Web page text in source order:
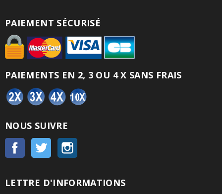
PAIEMENT SÉCURISÉ
PAIEMENTS EN 2, 3 OU 4 X SANS FRAIS
NOUS SUIVRE
Facebook Twitter
LETTRE D'INFORMATIONS